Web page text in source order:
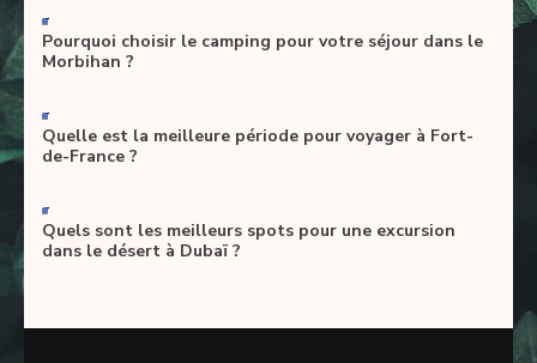
-
Pourquoi choisir le camping pour votre séjour dans le
Morbihan ?
-
Quelle est la meilleure période pour voyager à Fort-
de-France ?
-
Quels sont les meilleurs spots pour une excursion
dans le désert à Dubaï ?